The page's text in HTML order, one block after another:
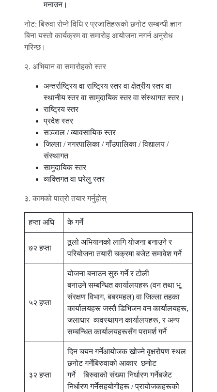
मनाउन।
नोट: बिरुवा रोप्ने विधि र प्रजातिहरूको छनोट सम्बन्धी ज्ञान
बिना यस्तो कार्यक्रम वा समारोह आयोजना नगर्न अनुरोध
गरिन्छ।
२. अभियान वा समारोहको स्तर
अन्तर्राष्ट्रिय वा राष्ट्रिय स्तर वा क्षेत्रीय स्तर वा
स्थानीय स्तर वा सामुदायिक स्तर वा संस्थागत स्तर।
राष्ट्रिय स्तर
प्रदेश स्तर
सञ्जाल / व्यावसायिक स्तर
जिल्ला / नगरपालिका / गाँउपालिका / विद्यालय /
संस्थागत
सामुदायिक स्तर
व्यक्तिगत वा घरेलु स्तर
३. कामको पात्रो तयार गर्नुहोस्
हप्ता अघि के गर्ने
७२ हप्ता
ठूलो अभियानको लागि योजना बनाउने र
परियोजना तयारी चक्रमा बजेट समावेश गर्ने
५२ हप्ता
योजना बनाउन सुरु गर्ने र टोली
बनाउने सम्बन्धित कार्यालयहरू (वन तथा भू
संरक्षण विभाग, बबरमहल) वा जिल्ला तहका
कार्यालयहरू जस्तै डिभिजन वन कार्यालयहरू,
जलाधार व्यवस्थापन कार्यालयहरू, र अन्य
सम्बन्धित कार्यालयहरूसँग परामर्श गर्ने
३२ हप्ता
दिन चयन गर्नेआयोजक खोज्ने वृक्षरोपण स्थल
छनोट गर्नेबिरुवाको आकार छनोट
गर्ने बिरुवाको संख्या निर्धारण गर्नेबजेट
निर्धारण गर्नेसहयोगीहरू / प्रायोजकहरूको